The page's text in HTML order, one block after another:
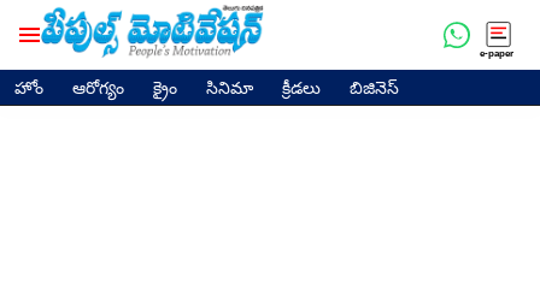
e-paper
హోం ఆరోగ్యం క్రైం సినిమా క్రీడలు బిజినెస్